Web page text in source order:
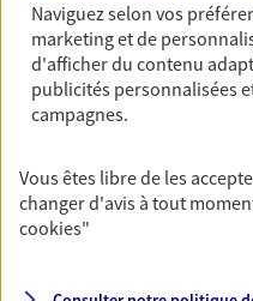
Vous
proches face
Avec nos solutions de
ressources et protégez
Réaliser un
Naviguez selon vos
marketing et de
d'afficher du contenu
publicités personnalisées
campagnes.
Vous êtes libre de les
changer d'avis à tout
cookies"